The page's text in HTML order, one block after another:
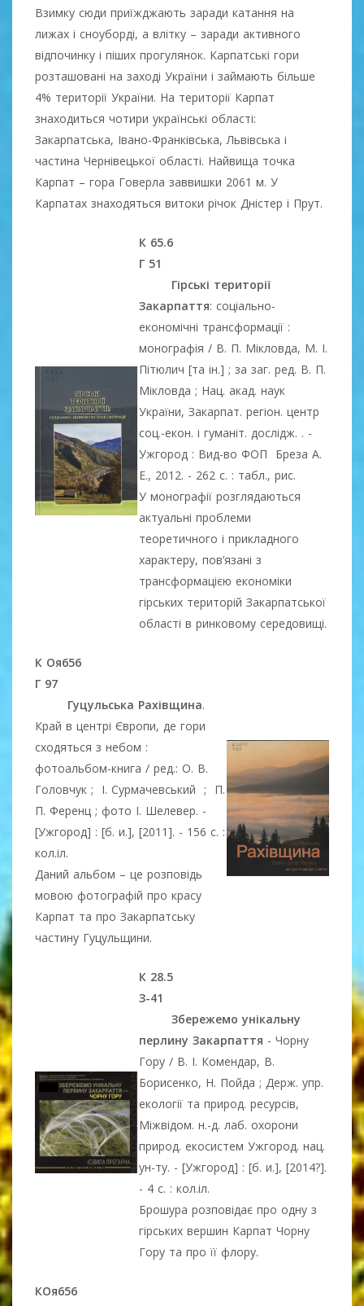
Взимку сюди приїжджають заради катання на
лижах і сноуборді, а влітку – заради активного
відпочинку і піших прогулянок. Карпатські гори
розташовані на заході України і займають більше
4% території України. На території Карпат
знаходиться чотири українські області:
Закарпатська, Івано-Франківська, Львівська і
частина Чернівецької області. Найвища точка
Карпат – гора Говерла заввишки 2061 м. У
Карпатах знаходяться витоки річок Дністер і Прут.
К 65.6
Г 51
Гірські території
Закарпаття: соціально-
економічні трансформації :
монографія / В. П. Мікловда, М. І.
Пітюлич [та ін.] ; за заг. ред. В. П.
Мікловда ; Нац. акад. наук
України, Закарпат. регіон. центр
соц.-екон. і гуманіт. дослідж. . -
Ужгород : Вид-во ФОП Бреза А.
Е., 2012. - 262 с. : табл., рис.
У монографії розглядаються
актуальні проблеми
теоретичного і прикладного
характеру, пов’язані з
трансформацією економіки
гірських територій Закарпатської
області в ринковому середовищі.
К Оя656
Г 97
Гуцульська Рахівщина.
Край в центрі Європи, де гори
сходяться з небом :
фотоальбом-книга / ред.: О. В.
Головчук ; І. Сурмачевський ; П.
П. Ференц ; фото І. Шелевер. -
[Ужгород] : [б. и.], [2011]. - 156 с. :
кол.іл.
Даний альбом – це розповідь
мовою фотографій про красу
Карпат та про Закарпатську
частину Гуцульщини.
К 28.5
З-41
Збережемо унікальну
перлину Закарпаття - Чорну
Гору / В. І. Комендар, В.
Борисенко, Н. Пойда ; Держ. упр.
екології та природ. ресурсів,
Міжвідом. н.-д. лаб. охорони
природ. екосистем Ужгород. нац.
ун-ту. - [Ужгород] : [б. и.], [2014?].
- 4 с. : кол.іл.
Брошура розповідає про одну з
гірських вершин Карпат Чорну
Гору та про її флору.
КОя656